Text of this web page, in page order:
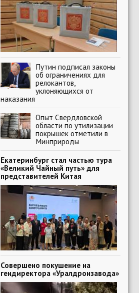
Путин подписал законы
об ограничениях для
релокантов,
уклоняющихся от
наказания
Опыт Свердловской
области по утилизации
покрышек отметили в
Минприроды
Екатеринбург стал частью тура
«Великий Чайный путь» для
представителей Китая
Совершено покушение на
гендиректора «Уралдронзавода»